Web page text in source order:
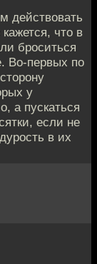
действовать
что в
броситься
Во-первых по
у
а пускаться
если не
в их